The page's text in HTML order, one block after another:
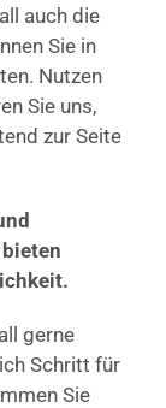
auch die
Sie in
Nutzen
Sie uns,
zur Seite
gerne
Schritt für
Sie